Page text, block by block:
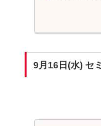
9月16日(水) セ